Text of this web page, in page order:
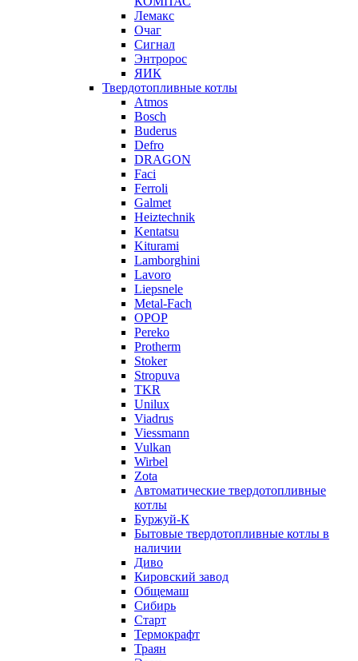
Лемакс
Очаг
Сигнал
Энтророс
ЯИК
Твердотопливные котлы
Atmos
Bosch
Buderus
Defro
DRAGON
Faci
Ferroli
Galmet
Heiztechnik
Kentatsu
Kiturami
Lamborghini
Lavoro
Liepsnele
Metal-Fach
OPOP
Pereko
Protherm
Stoker
Stropuva
TKR
Unilux
Viadrus
Viessmann
Vulkan
Wirbel
Zota
Автоматические твердотопливные
котлы
Буржуй-К
Бытовые твердотопливные котлы в
наличии
Диво
Кировский завод
Общемаш
Сибирь
Старт
Термокрафт
Траян